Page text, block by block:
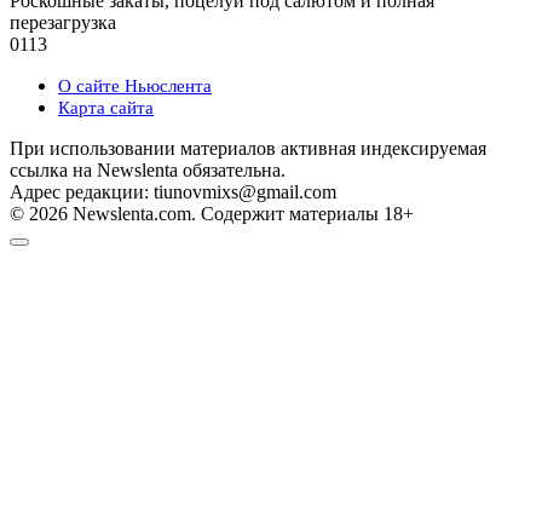
перезагрузка
0113
О сайте Ньюслента
Карта сайта
При использовании материалов активная индексируемая
ссылка на Newslenta обязательна.
Адрес редакции: tiunovmixs@gmail.com
© 2026 Newslenta.com. Содержит материалы 18+